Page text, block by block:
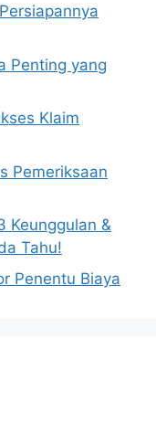
Penting yang
Klaim
Pemeriksaan
Keunggulan &
Tahu!
Penentu Biaya